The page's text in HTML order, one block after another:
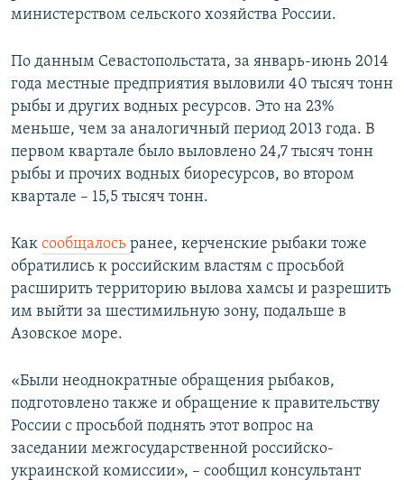
министерством сельского хозяйства России.
По данным Севастопольстата, за январь-июнь 2014
года местные предприятия выловили 40 тысяч тонн
рыбы и других водных ресурсов. Это на 23%
меньше, чем за аналогичный период 2013 года. В
первом квартале было выловлено 24,7 тысяч тонн
рыбы и прочих водных биоресурсов, во втором
квартале – 15,5 тысяч тонн.
Как сообщалось ранее, керченские рыбаки тоже
обратились к российским властям с просьбой
расширить территорию вылова хамсы и разрешить
им выйти за шестимильную зону, подальше в
Азовское море.
«Были неоднократные обращения рыбаков,
подготовлено также и обращение к правительству
России с просьбой поднять этот вопрос на
заседании межгосударственной российско-
украинской комиссии», – сообщил консультант